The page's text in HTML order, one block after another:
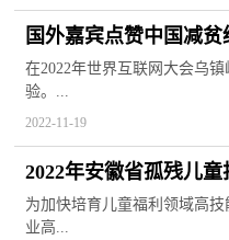
国外嘉宾点赞中国减
展”
在2022年世界互联网大会乌
验。...
2022-11-19
2022年安徽省孤残儿
速高技能人才步伐
为加快培育儿童福利领域高
业高...